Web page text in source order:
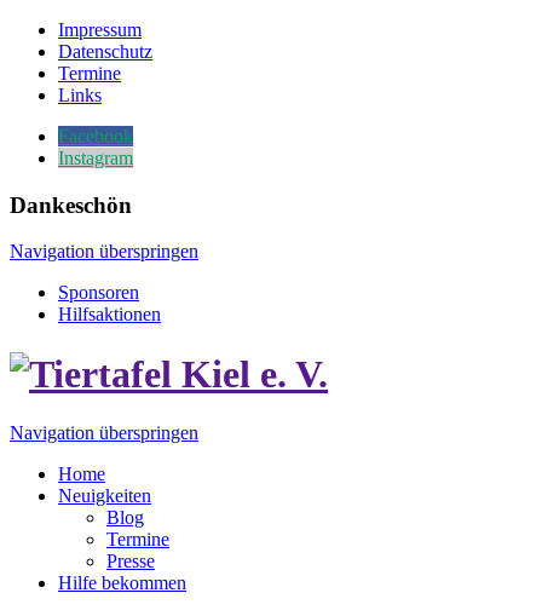
Impressum
Datenschutz
Termine
Links
Facebook
Instagram
Dankeschön
Navigation überspringen
Sponsoren
Hilfsaktionen
Navigation überspringen
Home
Neuigkeiten
Blog
Termine
Presse
Hilfe bekommen